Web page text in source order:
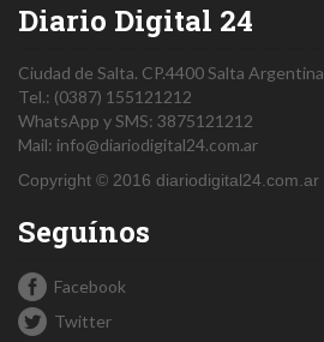
Diario Digital 24
Ciudad de Salta. CP.4400Salta Argentina
Tel.: (0387) 155121212
WhatsApp y SMS: 3875121212
Mail: info@diariodigital24.com.ar
Copyright © 2016 diariodigital24.com.ar
Seguínos
Facebook
Twitter